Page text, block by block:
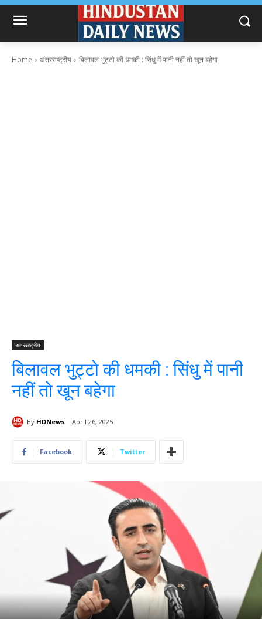
Home अंतरराष्ट्रीय बिलावल भुट्टो की धमकी : सिंधु में पानी नहीं तो खून बहेगा
अंतरराष्ट्रीय
बिलावल भुट्टो की धमकी : सिंधु में पानी
नहीं तो खून बहेगा
By HDNews April 26, 2025
Facebook Twitter